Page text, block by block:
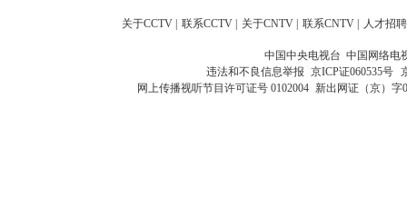
关于CCTV | 联系CCTV | 关于CNTV | 联系CNTV | 人才招聘
中国中央电视台 中国网络电
违法和不良信息举报 京ICP证060535号
网上传播视听节目许可证号 0102004 新出网证（京）